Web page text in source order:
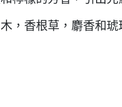
，香根草，麝香和琥